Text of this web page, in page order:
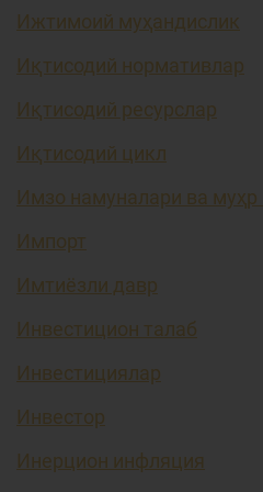
Ижтимоий муҳандислик
Иқтисодий нормативлар
Иқтисодий ресурслар
Иқтисодий цикл
Имзо намуналари ва муҳр
Импорт
Имтиёзли давр
Инвестицион талаб
Инвестициялар
Инвестор
Инерцион инфляция